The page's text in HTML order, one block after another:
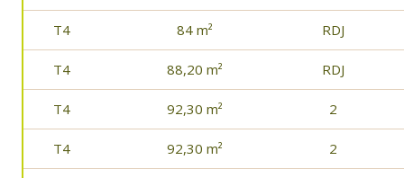
T4 84 m² RDJ
T4 88,20 m² RDJ
T4 92,30 m² 2
T4 92,30 m² 2